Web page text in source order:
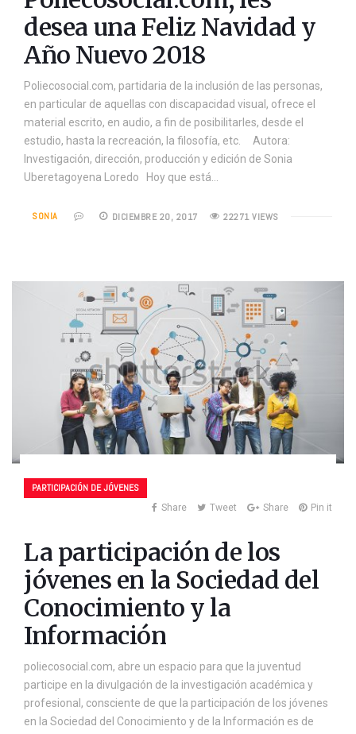
desea una Feliz Navidad y
Año Nuevo 2018
Poliecosocial.com, partidaria de la inclusión de las personas,
en particular de aquellas con discapacidad visual, ofrece el
material escrito, en audio, a fin de posibilitarles, desde el
estudio, hasta la recreación, la filosofía, etc. Autora:
Investigación, dirección, producción y edición de Sonia
Uberetagoyena Loredo Hoy que está…
SONIA DICIEMBRE 20, 2017 22271 VIEWS
PARTICIPACIÓN DE JÓVENES
Share Tweet Share Pin it
La participación de los
jóvenes en la Sociedad del
Conocimiento y la
Información
poliecosocial.com, abre un espacio para que la juventud
participe en la divulgación de la investigación académica y
profesional, consciente de que la participación de los jóvenes
en la Sociedad del Conocimiento y de la Información es de